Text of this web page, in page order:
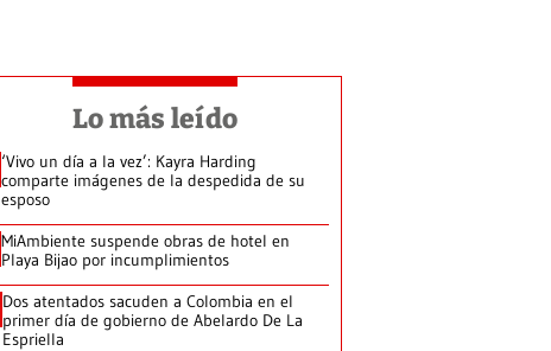
Lo más leído
‘Vivo un día a la vez’: Kayra Harding
comparte imágenes de la despedida de su
esposo
MiAmbiente suspende obras de hotel en
Playa Bijao por incumplimientos
Dos atentados sacuden a Colombia en el
primer día de gobierno de Abelardo De La
Espriella